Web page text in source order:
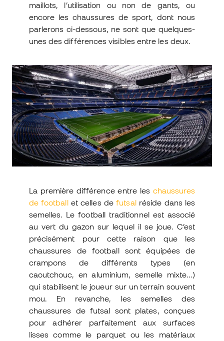
maillots, l’utilisation ou non de gants, ou
encore les chaussures de sport, dont nous
parlerons ci-dessous, ne sont que quelques-
unes des différences visibles entre les deux.
La première différence entre les chaussures
de footballet celles defutsalréside dans les
semelles. Le football traditionnel est associé
au vert du gazon sur lequel il se joue. C’est
précisément pour cette raison que les
chaussures de football sont équipées de
crampons de différents types (en
caoutchouc, en aluminium, semelle mixte...)
qui stabilisent le joueur sur un terrain souvent
mou. En revanche, les semelles des
chaussures de futsal sont plates, conçues
pour adhérer parfaitement aux surfaces
lisses comme le parquet ou les matériaux